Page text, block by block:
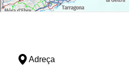
Adreça